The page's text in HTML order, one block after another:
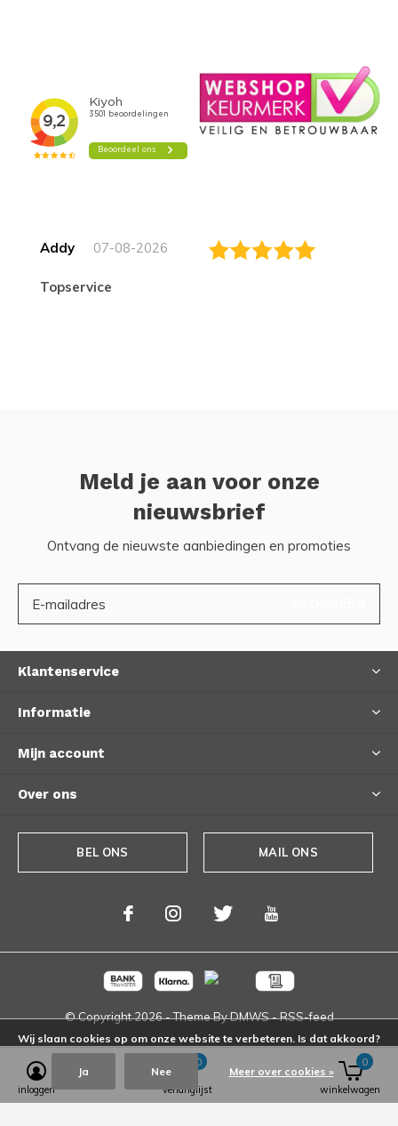
Addy 07-08-2026
topservice
Meld je aan voor onze
nieuwsbrief
Ontvang de nieuwste aanbiedingen en promoties
Klantenservice
Informatie
Mijn account
Over ons
BEL ONS MAIL ONS
© Copyright2026- Theme ByDMWS-RSS-feed
inloggen verlanglijst
0
winkelwagen
0
Wij slaan cookies op om onze website te verbeteren. Is dat akkoord?
Ja Nee Meer over cookies »